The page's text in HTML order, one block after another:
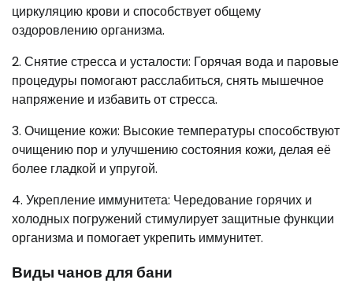
циркуляцию крови и способствует общему
оздоровлению организма.
2. Снятие стресса и усталости: Горячая вода и паровые
процедуры помогают расслабиться, снять мышечное
напряжение и избавить от стресса.
3. Очищение кожи: Высокие температуры способствуют
очищению пор и улучшению состояния кожи, делая её
более гладкой и упругой.
4. Укрепление иммунитета: Чередование горячих и
холодных погружений стимулирует защитные функции
организма и помогает укрепить иммунитет.
Виды чанов для бани